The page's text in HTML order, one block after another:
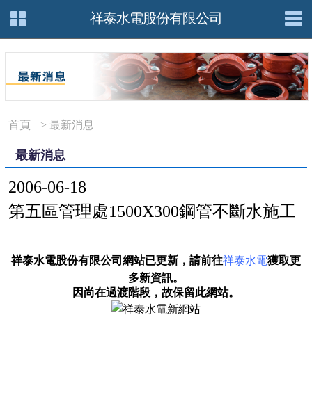
祥泰水電股份有限公司
首頁 > 最新消息
最新消息
2006-06-18
第五區管理處1500X300鋼管不斷水施工
祥泰水電股份有限公司 網站已更新，請前往祥泰水電獲取更
多新資訊。
因尚在過渡階段，故保留此網站。